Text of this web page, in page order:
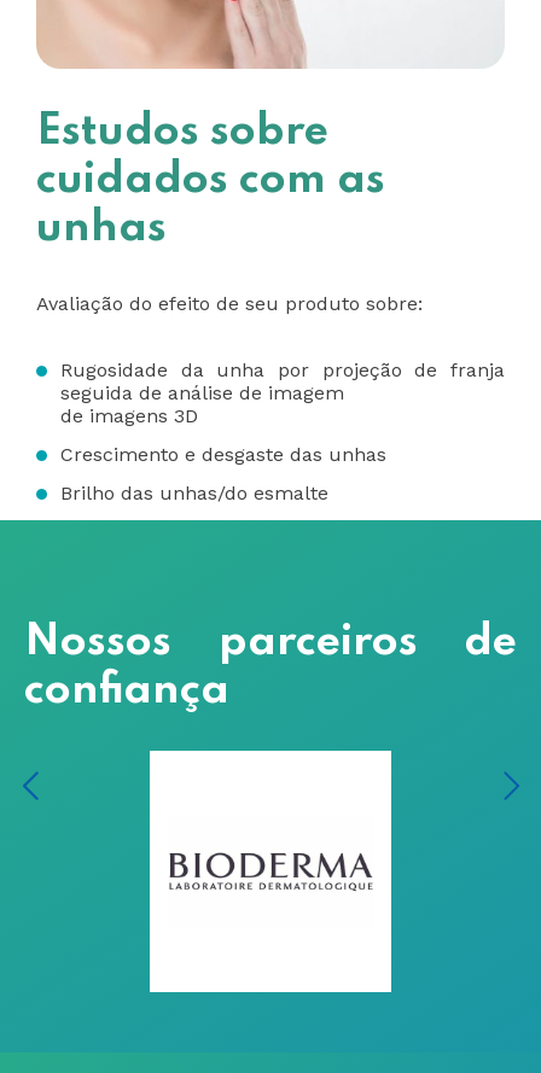
Estudos sobre
cuidados com as
unhas
Avaliação do efeito de seu produto sobre:
Rugosidade da unha por projeção de franja
seguida de análise de imagem
de imagens 3D
Crescimento e desgaste das unhas
Brilho das unhas/do esmalte
Nossos parceiros de
confiança